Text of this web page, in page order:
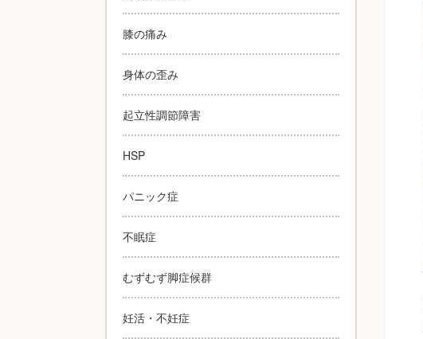
膝の痛み
身体の歪み
起立性調節障害
HSP
パニック症
不眠症
むずむず脚症候群
妊活・不妊症